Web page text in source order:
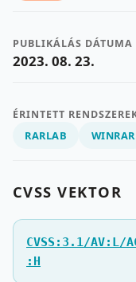
PUBLIKÁLÁS DÁTUMA
2023. 08. 23.
ÉRINTETT
RARLAB WINRAR
CVSS VEKTOR
CVSS:3.1/AV:L/
:H